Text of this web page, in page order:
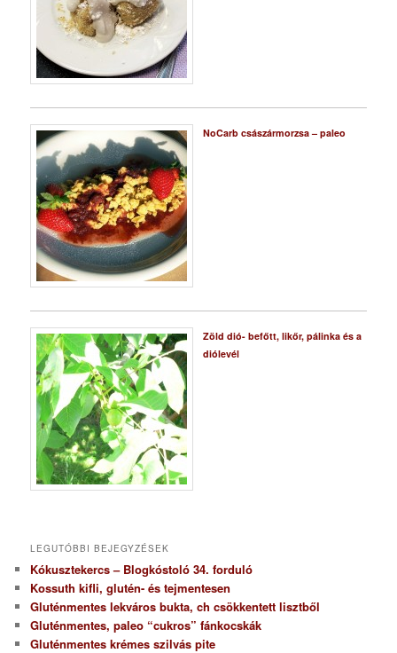
NoCarb császármorzsa – paleo
Zöld dió- befőtt, likőr, pálinka és a
diólevél
LEGUTÓBBI BEJEGYZÉSEK
Kókusztekercs – Blogkóstoló 34. forduló
Kossuth kifli, glutén- és tejmentesen
Gluténmentes lekváros bukta, ch csökkentett lisztből
Gluténmentes, paleo “cukros” fánkocskák
Gluténmentes krémes szilvás pite